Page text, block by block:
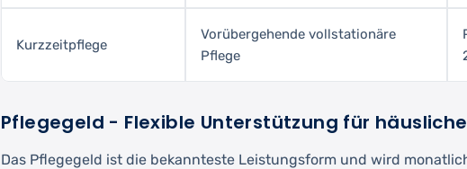
Kurzzeitpflege
Vorübergehende vollstationäre
Pflege
Pflegegeld - Flexible Unterstützung für
Das Pflegegeld ist die bekannteste Leistungsform und wird